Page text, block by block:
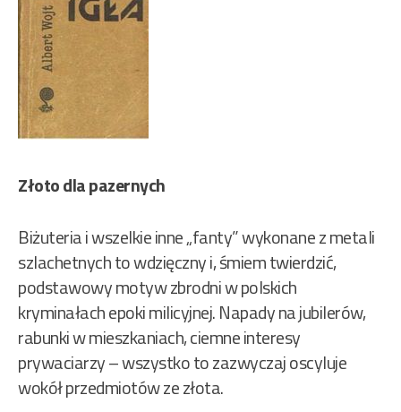
Złoto dla pazernych
Biżuteria i wszelkie inne „fanty” wykonane z metali
szlachetnych to wdzięczny i, śmiem twierdzić,
podstawowy motyw zbrodni w polskich
kryminałach epoki milicyjnej. Napady na jubilerów,
rabunki w mieszkaniach, ciemne interesy
prywaciarzy – wszystko to zazwyczaj oscyluje
wokół przedmiotów ze złota.